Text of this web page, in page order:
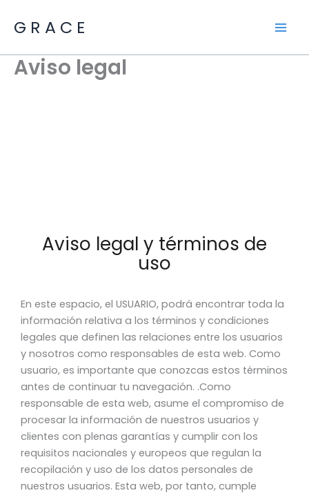
G R A C E
Aviso legal
Aviso legal y términos de
uso
En este espacio, el USUARIO, podrá encontrar toda la
información relativa a los términos y condiciones
legales que definen las relaciones entre los usuarios
y nosotros como responsables de esta web. Como
usuario, es importante que conozcas estos términos
antes de continuar tu navegación. .Como
responsable de esta web, asume el compromiso de
procesar la información de nuestros usuarios y
clientes con plenas garantías y cumplir con los
requisitos nacionales y europeos que regulan la
recopilación y uso de los datos personales de
nuestros usuarios. Esta web, por tanto, cumple